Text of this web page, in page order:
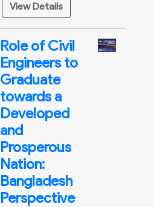
View Details
Role of Civil
Engineers to
Graduate
towards a
Developed
and
Prosperous
Nation:
Bangladesh
Perspective